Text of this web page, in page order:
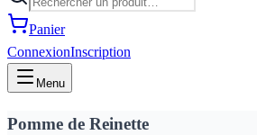
Panier
ConnexionInscription
Menu
Pomme de Reinette